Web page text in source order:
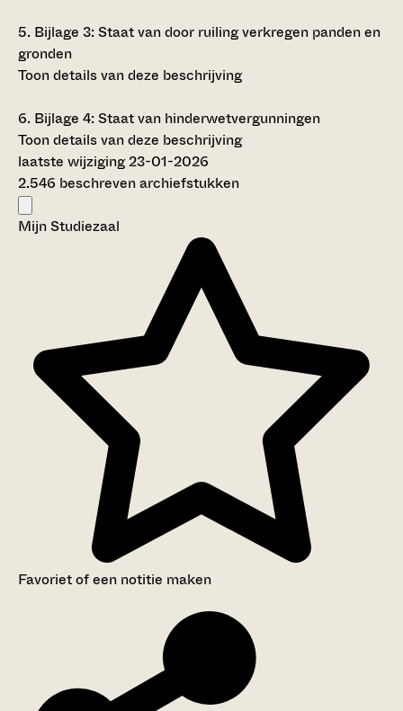
5. Bijlage 3: Staat van door ruiling verkregen panden en
gronden
Toon details van deze beschrijving
6. Bijlage 4: Staat van hinderwetvergunningen
Toon details van deze beschrijving
laatste wijziging 23-01-2026
2.546 beschreven archiefstukken
Mijn Studiezaal
Favoriet of een notitie maken